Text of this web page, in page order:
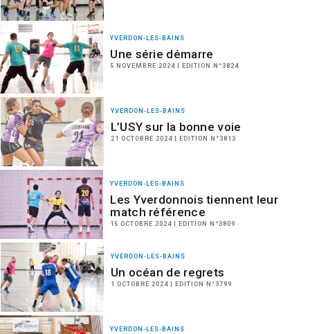
YVERDON-LES-BAINS
Une série démarre
5 NOVEMBRE 2024 | EDITION N°3824
YVERDON-LES-BAINS
L’USY sur la bonne voie
21 OCTOBRE 2024 | EDITION N°3813
YVERDON-LES-BAINS
Les Yverdonnois tiennent leur
match référence
15 OCTOBRE 2024 | EDITION N°3809
YVERDON-LES-BAINS
Un océan de regrets
1 OCTOBRE 2024 | EDITION N°3799
YVERDON-LES-BAINS